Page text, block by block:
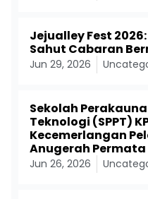
Jejualley Fest 2026:
Sahut Cabaran
Jun 29, 2026
Sekolah
Teknologi (SPPT)
Kecemerlangan
Anugerah Permata
Jun 26, 2026